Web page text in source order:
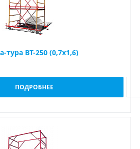
тура ВТ-250 (0,7x1,6)
ПОДРОБНЕЕ